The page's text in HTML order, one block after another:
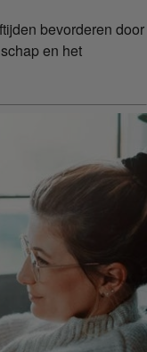
bevorderen door
en het